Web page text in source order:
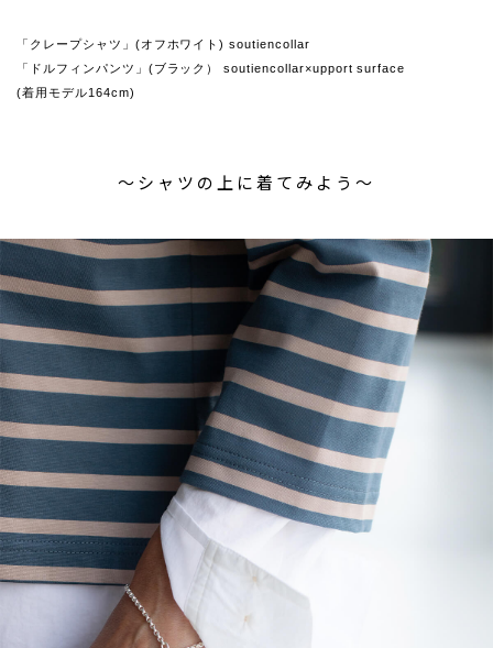
「クレープシャツ」(オフホワイト) soutiencollar
「ドルフィンパンツ」(ブラック） soutiencollar×upport surface
(着用モデル164cm)
〜シャツの上に着てみよう〜